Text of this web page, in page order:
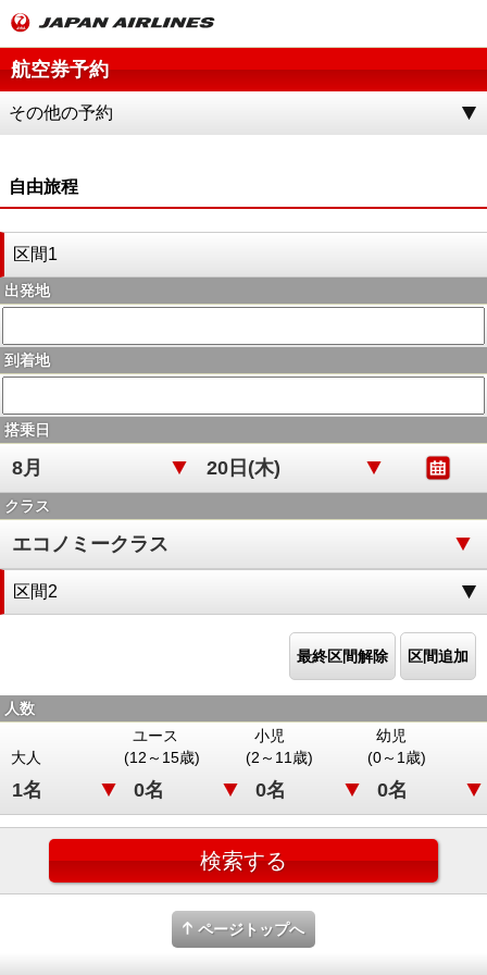
航空券予約
その他の予約
自由旅程
区間1
出発地
到着地
搭乗日
クラス
区間2
最終区間解除 区間追加
人数
大人
ユース
(12～15歳)
小児
(2～11歳)
幼児
(0～1歳)
ページトップへ